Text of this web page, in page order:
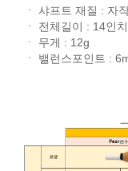
ㆍ 샤프트 재질 : 자
ㆍ 전체길이 : 14인
ㆍ 무게 : 12g
ㆍ 밸런스포인트 :